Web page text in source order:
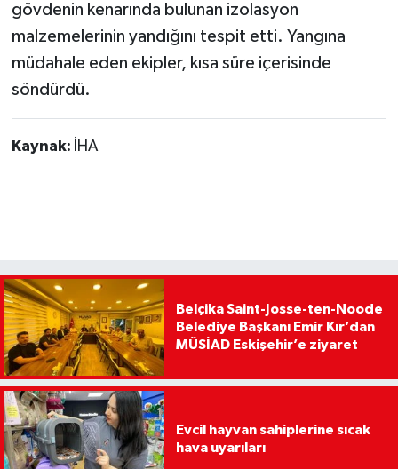
gövdenin kenarında bulunan izolasyon
malzemelerinin yandığını tespit etti. Yangına
müdahale eden ekipler, kısa süre içerisinde
söndürdü.
Kaynak: İHA
Belçika Saint-Josse-ten-Noode
Belediye Başkanı Emir Kır’dan
MÜSİAD Eskişehir’e ziyaret
Evcil hayvan sahiplerine sıcak
hava uyarıları